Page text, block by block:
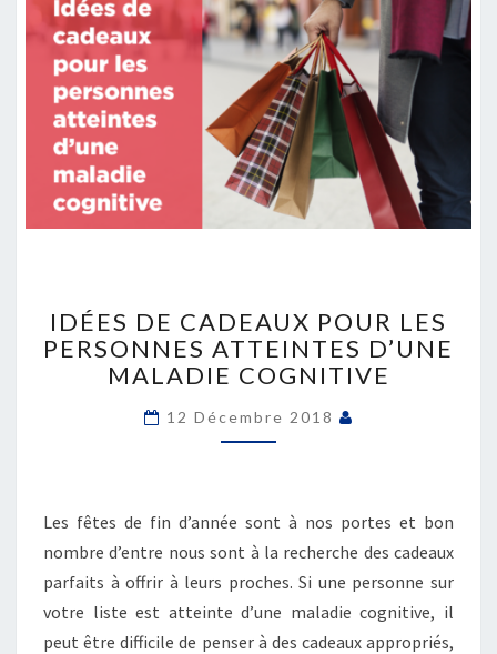
CADEAUX
POUR
LES
ATTEINTES
IDÉES DE CADEAUX POUR LES
PERSONNES ATTEINTES D’UNE
MALADIE COGNITIVE
12 Décembre 2018
Les fêtes de fin d’année sont à nos portes et bon
nombre d’entre nous sont à la recherche des cadeaux
parfaits à offrir à leurs proches. Si une personne sur
votre liste est atteinte d’une maladie cognitive, il
peut être difficile de penser à des cadeaux appropriés,